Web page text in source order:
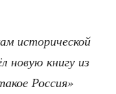
исто­ри­че­ской
новую кни­гу из
Рос­сия»